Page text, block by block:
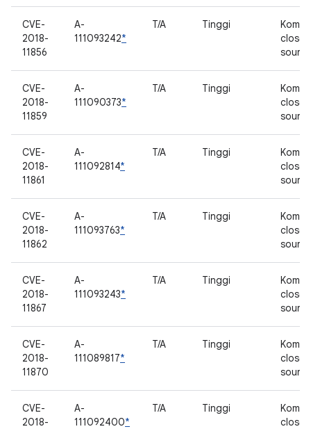
CVE-
2018-
11856
A-
111093242*
T/A Tinggi
closed
source
CVE-
2018-
11859
A-
111090373*
T/A Tinggi
closed
source
CVE-
2018-
11861
A-
111092814*
T/A Tinggi
closed
source
CVE-
2018-
11862
A-
111093763*
T/A Tinggi
closed
source
CVE-
2018-
11867
A-
111093243*
T/A Tinggi
closed
source
CVE-
2018-
11870
A-
111089817*
T/A Tinggi
closed
source
CVE-
2018-
A-
111092400*
T/A Tinggi
closed